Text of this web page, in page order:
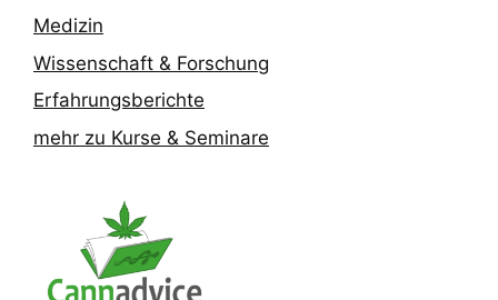
Medizin
Wissenschaft & Forschung
Erfahrungsberichte
mehr zu Kurse & Seminare